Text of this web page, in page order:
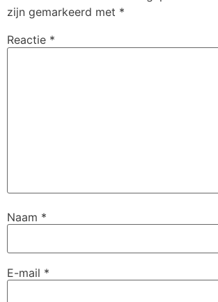
zijn gemarkeerd met *
Reactie *
Naam *
E-mail *